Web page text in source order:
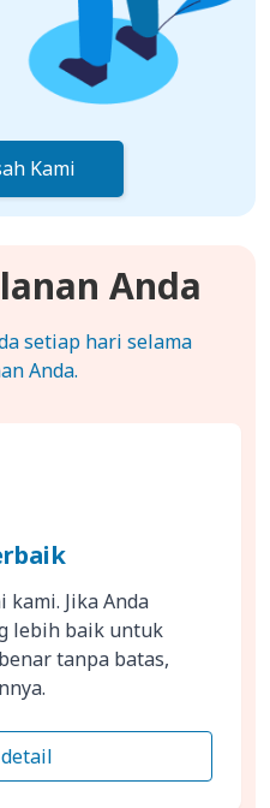
Kami
Anda
setiap hari selama
Anda.
kami. Jika Anda
lebih baik untuk
tanpa batas,